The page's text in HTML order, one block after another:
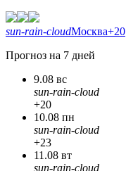
sun-rain-cloudМосква+20
Прогноз на 7 дней
9.08 вс
sun-rain-cloud
+20
10.08 пн
sun-rain-cloud
+23
11.08 вт
sun-rain-cloud